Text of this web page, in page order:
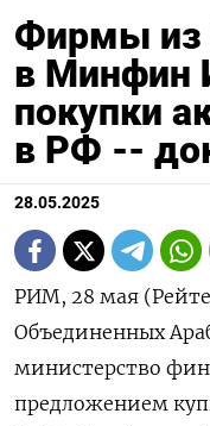
Фирмы из
в Минфин
покупки
в РФ --
28.05.2025
РИМ, 28 мая
Объединенных
министерство
предложением